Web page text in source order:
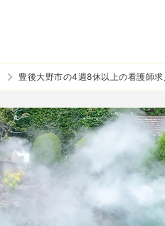
豊後大野市の4週8休以上の看護師求